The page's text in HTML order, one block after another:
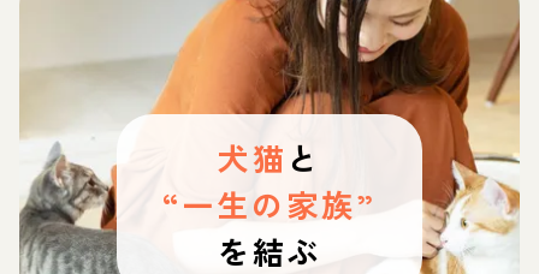
犬猫 と
“一生の家族”
を結ぶ